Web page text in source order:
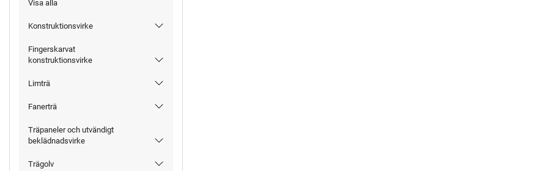
Visa alla
Konstruktionsvirke
Fingerskarvat
konstruktionsvirke
Limträ
Fanerträ
Träpaneler och utvändigt
beklädnadsvirke
Trägolv